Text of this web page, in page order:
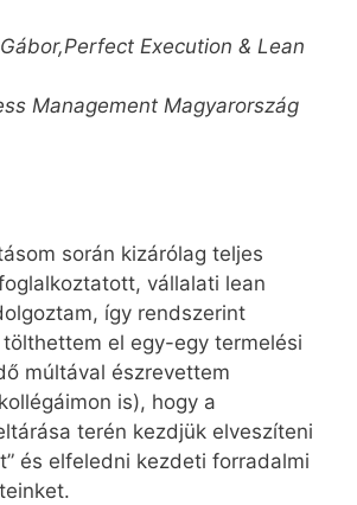
Execution & Lean
Management Magyarország
során kizárólag teljes
vállalati lean
így rendszerint
el egy-egy termelési
múltával észrevettem
is), hogy a
terén kezdjük elveszíteni
és elfeledni kezdeti forradalmi